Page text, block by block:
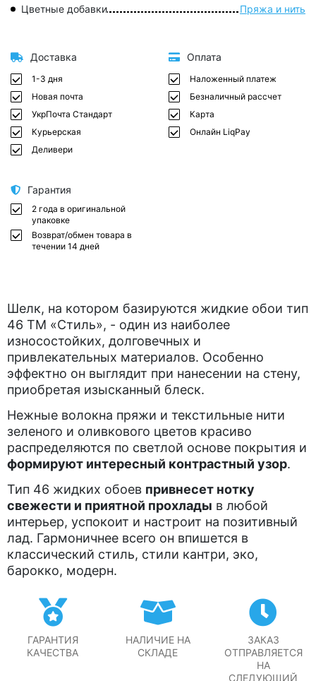
Цветные добавки
Пряжа и нить
Доставка
1-3 дня
Новая почта
УкрПочта Стандарт
Курьерская
Деливери
Оплата
Наложенный платеж
Безналичный рассчет
Карта
Онлайн LiqPay
Гарантия
2 года в оригинальной
упаковке
Возврат/обмен товара в
течении 14 дней
Шелк, на котором базируются жидкие обои тип
46 ТМ «Стиль», - один из наиболее
износостойких, долговечных и
привлекательных материалов. Особенно
эффектно он выглядит при нанесении на стену,
приобретая изысканный блеск.
Нежные волокна пряжи и текстильные нити
зеленого и оливкового цветов красиво
распределяются по светлой основе покрытия и
формируют интересный контрастный узор.
Тип 46 жидких обоев привнесет нотку
свежести и приятной прохлады в любой
интерьер, успокоит и настроит на позитивный
лад. Гармоничнее всего он впишется в
классический стиль, стили кантри, эко,
барокко, модерн.
ГАРАНТИЯ
КАЧЕСТВА
НАЛИЧИЕ НА
СКЛАДЕ
ЗАКАЗ
ОТПРАВЛЯЕТСЯ
НА
СЛЕДУЮЩИЙ